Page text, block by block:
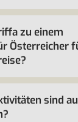
zu einem
Österreicher
sind